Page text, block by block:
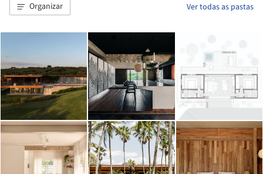
Organizar Ver todas as pastas